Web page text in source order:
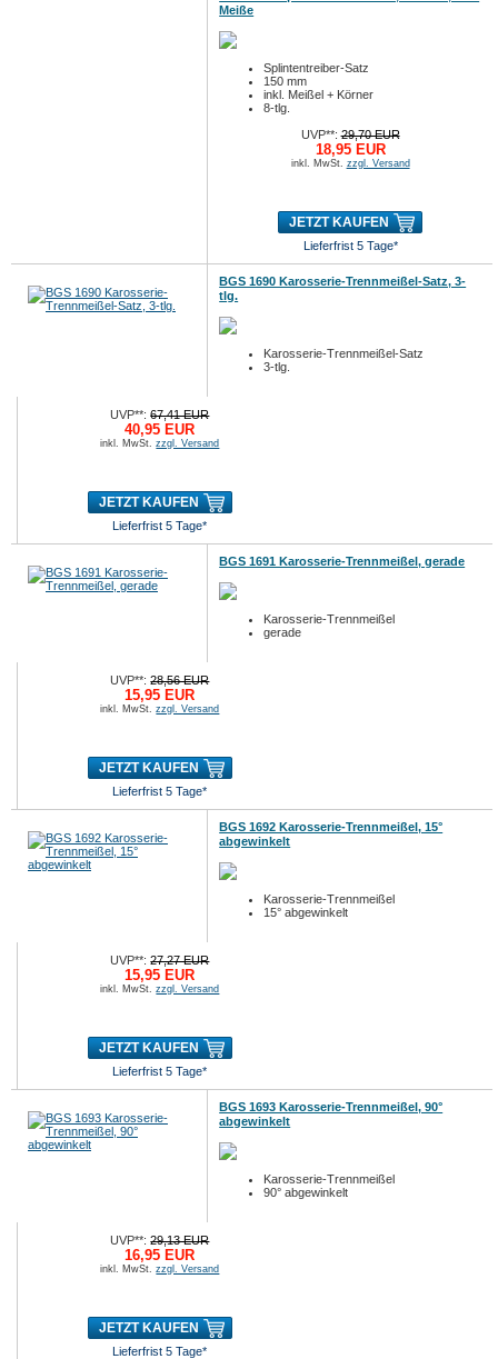
Meiße
Splintentreiber-Satz
150 mm
inkl. Meißel + Körner
8-tlg.
UVP**:29,70 EUR
18,95 EUR
inkl. MwSt. zzgl. Versand
JETZT KAUFEN
Lieferfrist 5 Tage*
BGS 1690 Karosserie-Trennmeißel-Satz, 3-
tlg.
Karosserie-Trennmeißel-Satz
3-tlg.
UVP**:67,41 EUR
40,95 EUR
inkl. MwSt.zzgl. Versand
JETZT KAUFEN
Lieferfrist 5 Tage*
BGS 1691 Karosserie-Trennmeißel, gerade
Karosserie-Trennmeißel
gerade
UVP**:28,56 EUR
15,95 EUR
inkl. MwSt.zzgl. Versand
JETZT KAUFEN
Lieferfrist 5 Tage*
BGS 1692 Karosserie-Trennmeißel, 15°
abgewinkelt
Karosserie-Trennmeißel
15° abgewinkelt
UVP**:27,27 EUR
15,95 EUR
inkl. MwSt.zzgl. Versand
JETZT KAUFEN
Lieferfrist 5 Tage*
BGS 1693 Karosserie-Trennmeißel, 90°
abgewinkelt
Karosserie-Trennmeißel
90° abgewinkelt
UVP**:29,13 EUR
16,95 EUR
inkl. MwSt.zzgl. Versand
JETZT KAUFEN
Lieferfrist 5 Tage*